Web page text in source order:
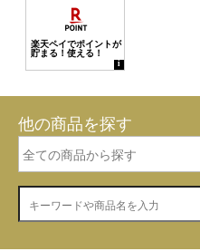
他の商品を探す